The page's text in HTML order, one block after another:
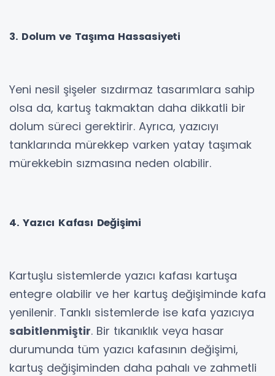
3. Dolum ve Taşıma Hassasiyeti
Yeni nesil şişeler sızdırmaz tasarımlara sahip
olsa da, kartuş takmaktan daha dikkatli bir
dolum süreci gerektirir. Ayrıca, yazıcıyı
tanklarında mürekkep varken yatay taşımak
mürekkebin sızmasına neden olabilir.
4. Yazıcı Kafası Değişimi
Kartuşlu sistemlerde yazıcı kafası kartuşa
entegre olabilir ve her kartuş değişiminde kafa
yenilenir. Tanklı sistemlerde ise kafa yazıcıya
sabitlenmiştir. Bir tıkanıklık veya hasar
durumunda tüm yazıcı kafasının değişimi,
kartuş değişiminden daha pahalı ve zahmetli